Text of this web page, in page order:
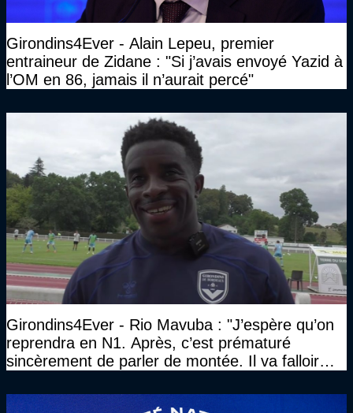
Girondins4Ever - Alain Lepeu, premier
entraineur de Zidane : "Si j’avais envoyé Yazid à
l’OM en 86, jamais il n’aurait percé"
Girondins4Ever - Rio Mavuba : "J’espère qu’on
reprendra en N1. Après, c’est prématuré
sincèrement de parler de montée. Il va falloir